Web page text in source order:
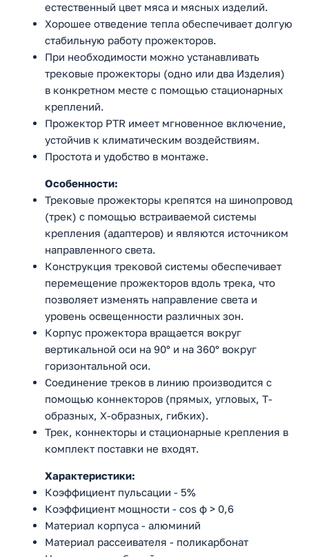
естественный цвет мяса и мясных изделий.
Хорошее отведение тепла обеспечивает долгую
стабильную работу прожекторов.
При необходимости можно устанавливать
трековые прожекторы (одно или два Изделия)
в конкретном месте с помощью стационарных
креплений.
Прожектор PTR имеет мгновенное включение,
устойчив к климатическим воздействиям.
Простота и удобство в монтаже.
Особенности:
Трековые прожекторы крепятся на шинопровод
(трек) с помощью встраиваемой системы
крепления (адаптеров) и являются источником
направленного света.
Конструкция трековой системы обеспечивает
перемещение прожекторов вдоль трека, что
позволяет изменять направление света и
уровень освещенности различных зон.
Корпус прожектора вращается вокруг
вертикальной оси на 90° и на 360° вокруг
горизонтальной оси.
Соединение треков в линию производится с
помощью коннекторов (прямых, угловых, T-
образных, X-образных, гибких).
Трек, коннекторы и стационарные крепления в
комплект поставки не входят.
Характеристики:
Коэффициент пульсации - 5%
Коэффициент мощности - cos ф > 0,6
Материал корпуса - алюминий
Материал рассеивателя - поликарбонат